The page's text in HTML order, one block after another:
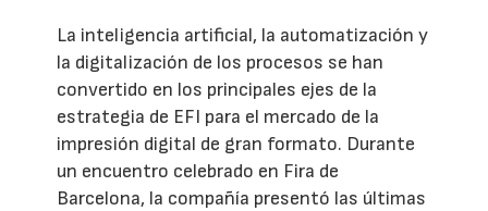
La inteligencia artificial, la automatización y
la digitalización de los procesos se han
convertido en los principales ejes de la
estrategia de EFI para el mercado de la
impresión digital de gran formato. Durante
un encuentro celebrado en Fira de
Barcelona, la compañía presentó las últimas